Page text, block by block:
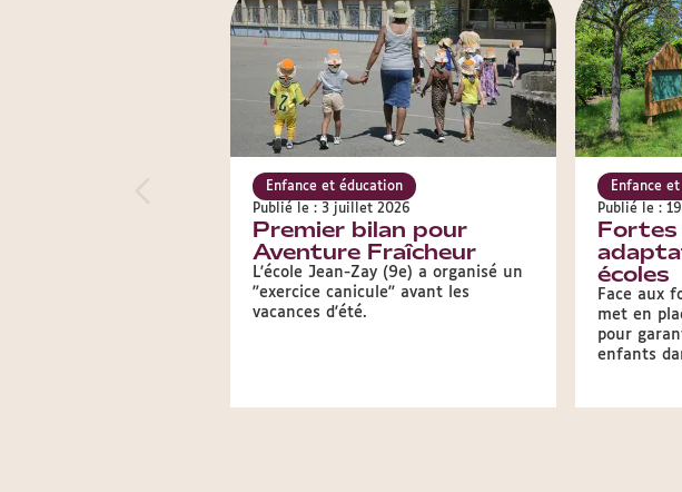
Enfance et éducation
Publié le : 3 juillet 2026
Premier bilan pour
Aventure Fraîcheur
L'école Jean-Zay (9e) a organisé un
"exercice canicule" avant les
vacances d'été.
Enfance
Publié le :
Fortes
écoles
Face aux
met en
pour
enfants